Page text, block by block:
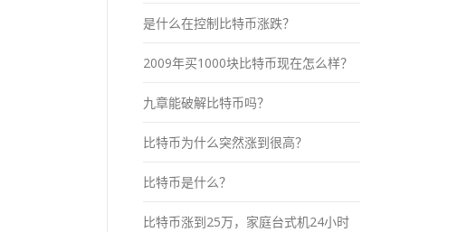
是什么在控制比特币涨跌？
2009年买1000块比特币现在怎么样？
九章能破解比特币吗？
比特币为什么突然涨到很高？
比特币是什么？
比特币涨到25万，家庭台式机24小时